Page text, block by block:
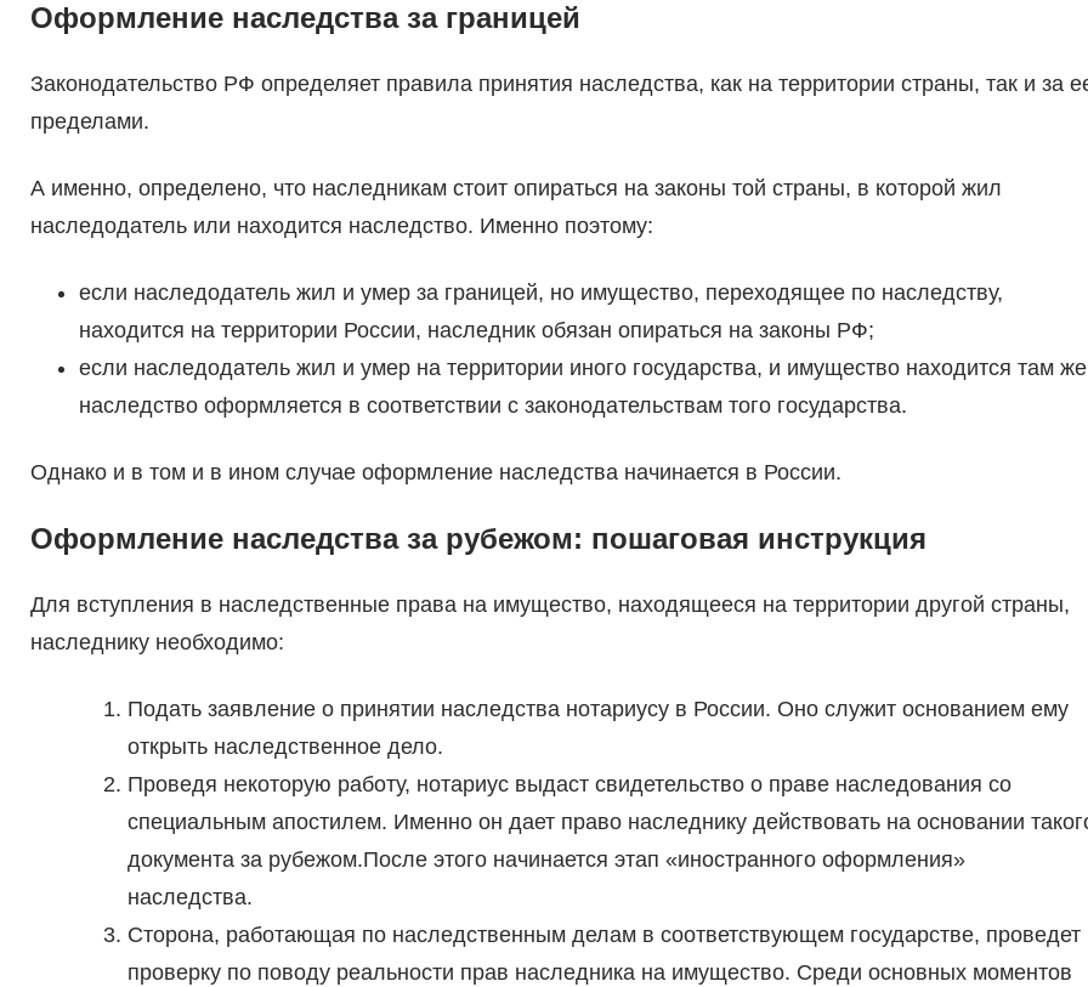
Оформление наследства за границей
Законодательство РФ определяет правила принятия наследства, как на территории страны, так и за
пределами.
А именно, определено, что наследникам стоит опираться на законы той страны, в которой жил
наследодатель или находится наследство. Именно поэтому:
если наследодатель жил и умер за границей, но имущество, переходящее по наследству,
находится на территории России, наследник обязан опираться на законы РФ;
если наследодатель жил и умер на территории иного государства, и имущество находится там
наследство оформляется в соответствии с законодательствам того государства.
Однако и в том и в ином случае оформление наследства начинается в России.
Оформление наследства за рубежом: пошаговая инструкция
Для вступления в наследственные права на имущество, находящееся на территории другой страны,
наследнику необходимо:
Подать заявление о принятии наследства нотариусу в России. Оно служит основанием ему
открыть наследственное дело.
Проведя некоторую работу, нотариус выдаст свидетельство о праве наследования со
специальным апостилем. Именно он дает право наследнику действовать на основании
документа за рубежом.После этого начинается этап «иностранного оформления»
наследства.
Сторона, работающая по наследственным делам в соответствующем государстве, проведет
проверку по поводу реальности прав наследника на имущество. Среди основных моментов